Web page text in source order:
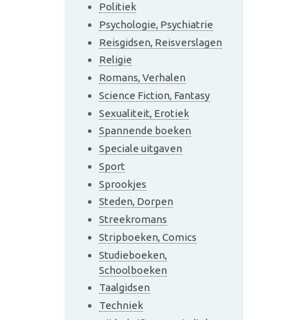
Politiek
Psychologie, Psychiatrie
Reisgidsen, Reisverslagen
Religie
Romans, Verhalen
Science Fiction, Fantasy
Sexualiteit, Erotiek
Spannende boeken
Speciale uitgaven
Sport
Sprookjes
Steden, Dorpen
Streekromans
Stripboeken, Comics
Studieboeken,
Schoolboeken
Taalgidsen
Techniek